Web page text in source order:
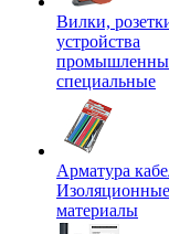
Вилки,
устройства
специальные
Арматура
Изоляционные
материалы